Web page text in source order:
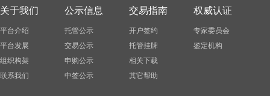
关于我们
平台介绍
平台发展
组织构架
联系我们
公示信息
托管公示
交易公示
申购公示
中签公示
交易指南
开户签约
托管挂牌
相关下载
其它帮助
权威认证
专家委员会
鉴定机构